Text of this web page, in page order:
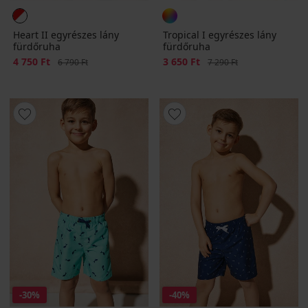
Heart II egyrészes lány
fürdőruha
Kedvezmény
4 750 Ft Eredeti ár
6 790 Ft
Tropical I egyrészes lány
fürdőruha
Kedvezmény
3 650 Ft Eredeti ár
7 290 Ft
-30% -40%